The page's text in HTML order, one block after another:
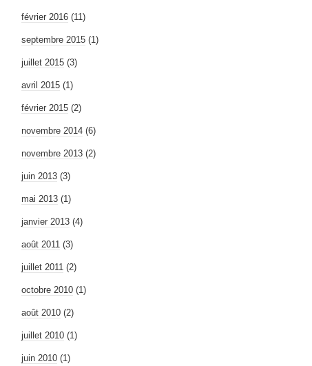
février 2016 (11)
septembre 2015 (1)
juillet 2015 (3)
avril 2015 (1)
février 2015 (2)
novembre 2014 (6)
novembre 2013 (2)
juin 2013 (3)
mai 2013 (1)
janvier 2013 (4)
août 2011 (3)
juillet 2011 (2)
octobre 2010 (1)
août 2010 (2)
juillet 2010 (1)
juin 2010 (1)